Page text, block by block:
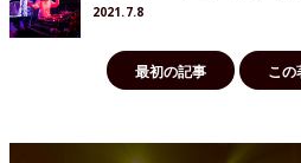
2021.7.8
最初の記事 この